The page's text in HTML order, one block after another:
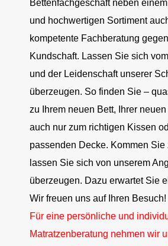
Bettenfachgeschäft neben
und hochwertigen Sortiment
kompetente Fachberatung
Kundschaft. Lassen Sie sich
und der Leidenschaft unserer
überzeugen. So finden Sie –
zu Ihrem neuen Bett, Ihrer
auch nur zum richtigen Kissen
passenden Decke. Kommen Sie
lassen Sie sich von unserem
überzeugen. Dazu erwartet Sie
Wir freuen uns auf Ihren Besuch!
Für eine persönliche und
Matratzenberatung nehmen wir